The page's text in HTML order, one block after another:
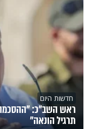
חדשות היום
ראש השב"כ:
תרגיל הונאה"